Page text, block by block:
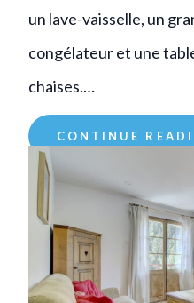
un lave-vaisselle, un
congélateur et une
chaises.…
CONTINUE